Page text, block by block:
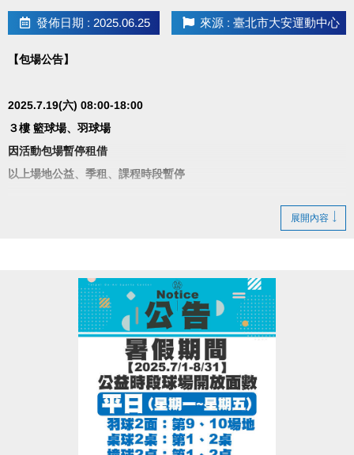
發佈日期 : 2025.06.25 來源 : 臺北市大安運動中心
【包場公告】
2025.7.19(六) 08:00-18:00
３樓 籃球場、羽球場
因活動包場暫停租借
以上場地公益、季租、課程時段暫停
展開內容